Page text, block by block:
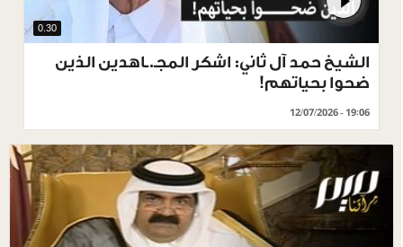
0.30
الشيخ حمد آل ثاني: اشكر المجـ.ـاهدين الذين
ضحوا بحياتهم!
12/07/2026 - 19:06